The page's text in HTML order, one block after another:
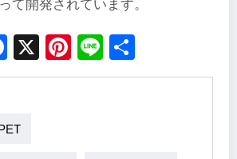
て開発されています。
Facebook
X Pinterest
Line